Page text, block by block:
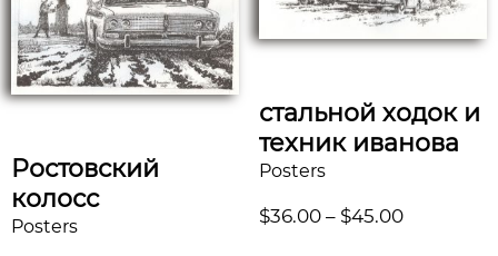
Ростовский
колосс
Posters
стальной ходок и
техник иванова
Posters
$36.00– $45.00